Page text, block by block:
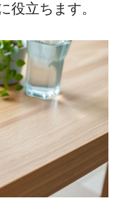
役立ちます。